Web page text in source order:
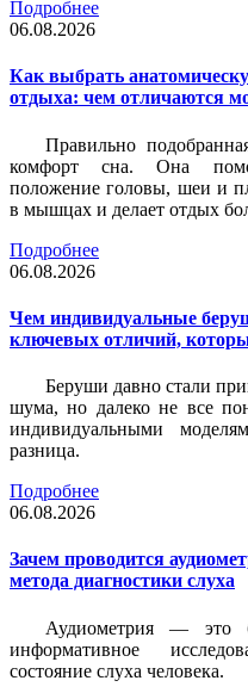
Подробнее
06.08.2026
Как выбрать
отдыха: чем отличаются
Правильно
комфорт сна. Она
положение головы, шеи и
в мышцах и делает отдых
Подробнее
06.08.2026
Чем индивидуальные
ключевых отличий,
Беруши давно стали
шума, но далеко не все
индивидуальными
разница.
Подробнее
06.08.2026
Зачем проводится
метода диагностики слуха
Аудиометрия — это
информативное
состояние слуха человека.